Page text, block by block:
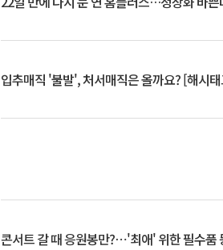
입추매직 '불발', 처서매직은 올까요? [해시
콘서트 갈 때 응원봉만?⋯'최애' 위한 필수품